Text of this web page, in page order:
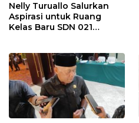
Nelly Turuallo Salurkan
Aspirasi untuk Ruang
Kelas Baru SDN 021